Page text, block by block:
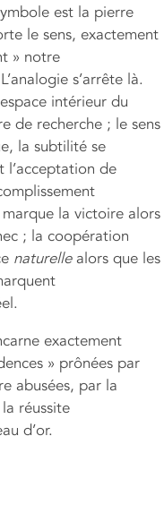
est la pierre
le sens, exactement
» notre
s’arrête là.
intérieur du
de recherche ; le sens
la subtilité se
de
la victoire alors
; la coopération
naturellealors que les
exactement
» prônées par
abusées, par la
réussite
d’or.